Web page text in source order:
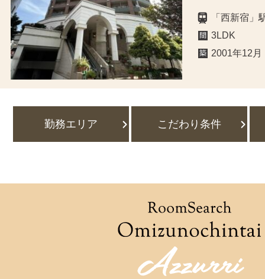
「西新宿
3LDK
2001年12月
勤務エリア こだわり条件